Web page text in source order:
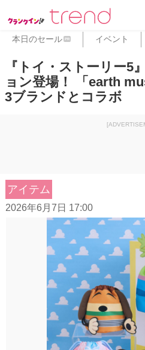
本日のセール PR イベント
『トイ・ストーリー5
ョン登場！ 「earth
3ブランドとコラボ
アイテム
2026年6月7日 17:00